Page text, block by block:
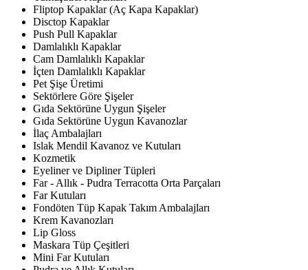
Fliptop Kapaklar (Aç Kapa Kapaklar)
Disctop Kapaklar
Push Pull Kapaklar
Damlalıklı Kapaklar
Cam Damlalıklı Kapaklar
İçten Damlalıklı Kapaklar
Pet Şişe Üretimi
Sektörlere Göre Şişeler
Gıda Sektörüne Uygun Şişeler
Gıda Sektörüne Uygun Kavanozlar
İlaç Ambalajları
Islak Mendil Kavanoz ve Kutuları
Kozmetik
Eyeliner ve Dipliner Tüpleri
Far - Allık - Pudra Terracotta Orta Parçaları
Far Kutuları
Fondöten Tüp Kapak Takım Ambalajları
Krem Kavanozları
Lip Gloss
Maskara Tüp Çeşitleri
Mini Far Kutuları